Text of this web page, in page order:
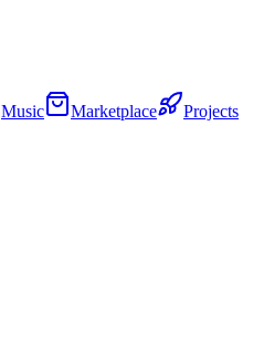
Music Marketplace
Projects